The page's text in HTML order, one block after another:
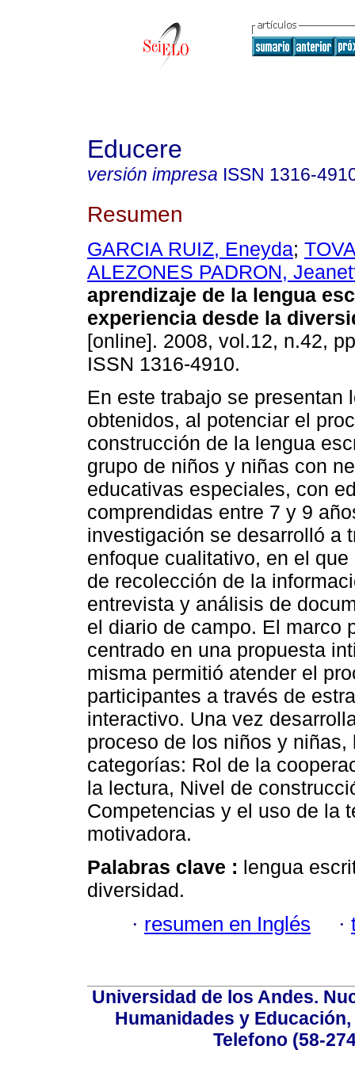
Educere
versión impresa ISSN 1316-
Resumen
GARCIA RUIZ, Eneyda;
ALEZONES PADRON,
aprendizaje de la lengua
experiencia desde la
[online]. 2008, vol.12, n.42,
ISSN 1316-4910.
En este trabajo se presentan
obtenidos, al potenciar el
construcción de la lengua
grupo de niños y niñas con
educativas especiales, con
comprendidas entre 7 y 9
investigación se desarrolló a
enfoque cualitativo, en el
de recolección de la
entrevista y análisis de
el diario de campo. El marco
centrado en una propuesta
misma permitió atender el
participantes a través de
interactivo. Una vez
proceso de los niños y
categorías: Rol de la
la lectura, Nivel de
Competencias y el uso de la
motivadora.
Palabras clave : lengua
diversidad.
· resumen en Inglés ·
Universidad de los Andes.
Humanidades y
Telefono (58-